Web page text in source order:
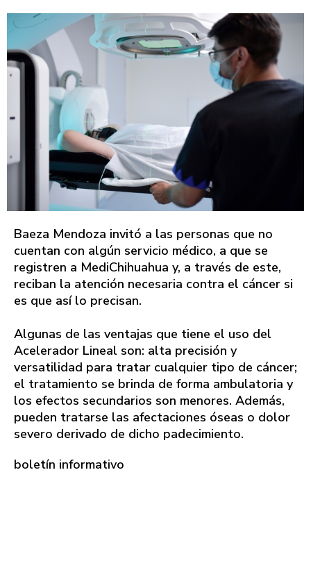
Baeza Mendoza invitó a las personas que no
cuentan con algún servicio médico, a que se
registren a MediChihuahua y, a través de este,
reciban la atención necesaria contra el cáncer si
es que así lo precisan.
Algunas de las ventajas que tiene el uso del
Acelerador Lineal son: alta precisión y
versatilidad para tratar cualquier tipo de cáncer;
el tratamiento se brinda de forma ambulatoria y
los efectos secundarios son menores. Además,
pueden tratarse las afectaciones óseas o dolor
severo derivado de dicho padecimiento.
boletín informativo